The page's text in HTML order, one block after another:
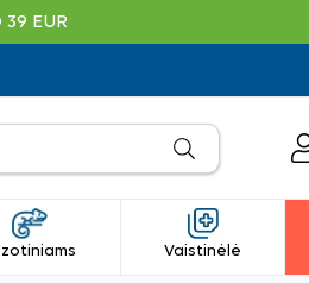
EUR
Vaistinėlė